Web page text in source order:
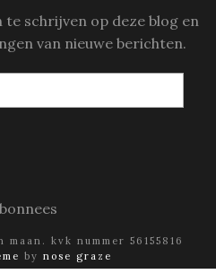
te schrijven op deze blog en
van nieuwe berichten.
kvk nummer 56155816
by nose graze